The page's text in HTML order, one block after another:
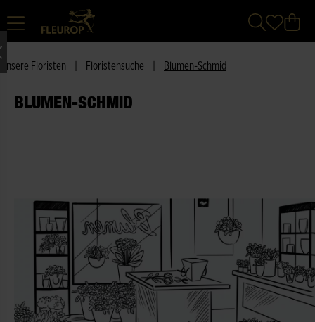
Unsere Floristen Floristensuche Blumen-Schmid
BLUMEN-SCHMID